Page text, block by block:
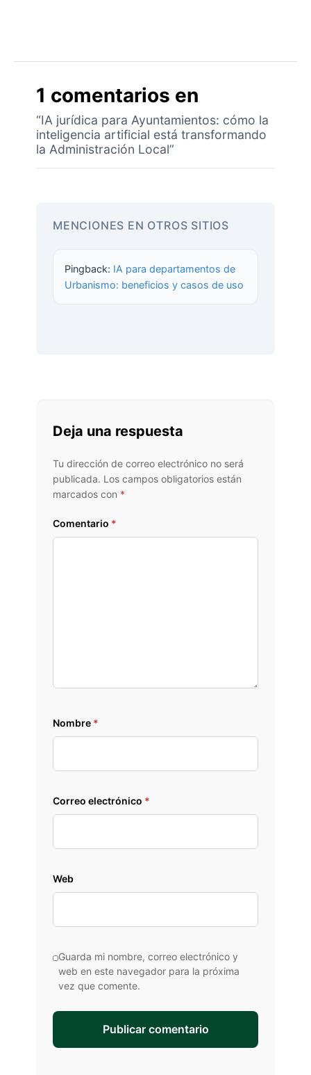
1 comentarios en
“IA jurídica para Ayuntamientos: cómo la
inteligencia artificial está transformando
la Administración Local”
MENCIONES EN OTROS SITIOS
Pingback: IA para departamentos de
Urbanismo: beneficios y casos de uso
Deja una respuesta
Tu dirección de correo electrónico no será
publicada. Los campos obligatorios están
marcados con *
Comentario *
Nombre *
Correo electrónico *
Web
Guarda mi nombre, correo electrónico y
web en este navegador para la próxima
vez que comente.